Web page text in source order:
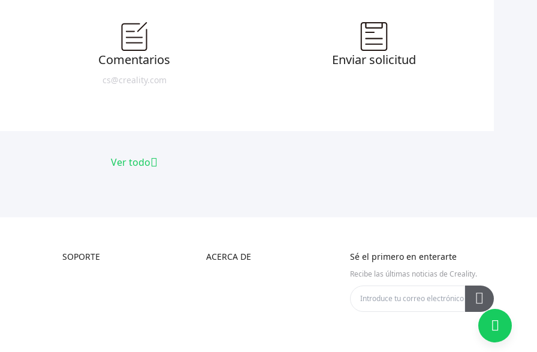
Comentarios
cs@creality.com
Enviar solicitud
Ver todo
SOPORTE ACERCA DE Sé el primero en enterarte
Recibe las últimas noticias de Creality.